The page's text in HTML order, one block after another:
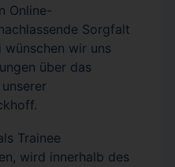
Online-
Sorgfalt
wünschen wir uns
über das
Trainee
wird innerhalb des